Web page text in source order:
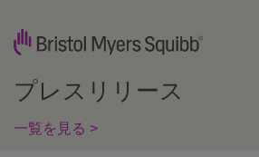
プレスリリース
一覧を見る >